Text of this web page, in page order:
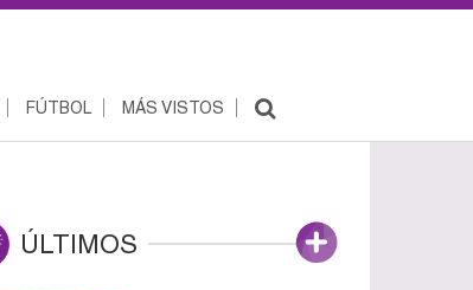
FÚTBOL MÁS VISTOS
ÚLTIMOS